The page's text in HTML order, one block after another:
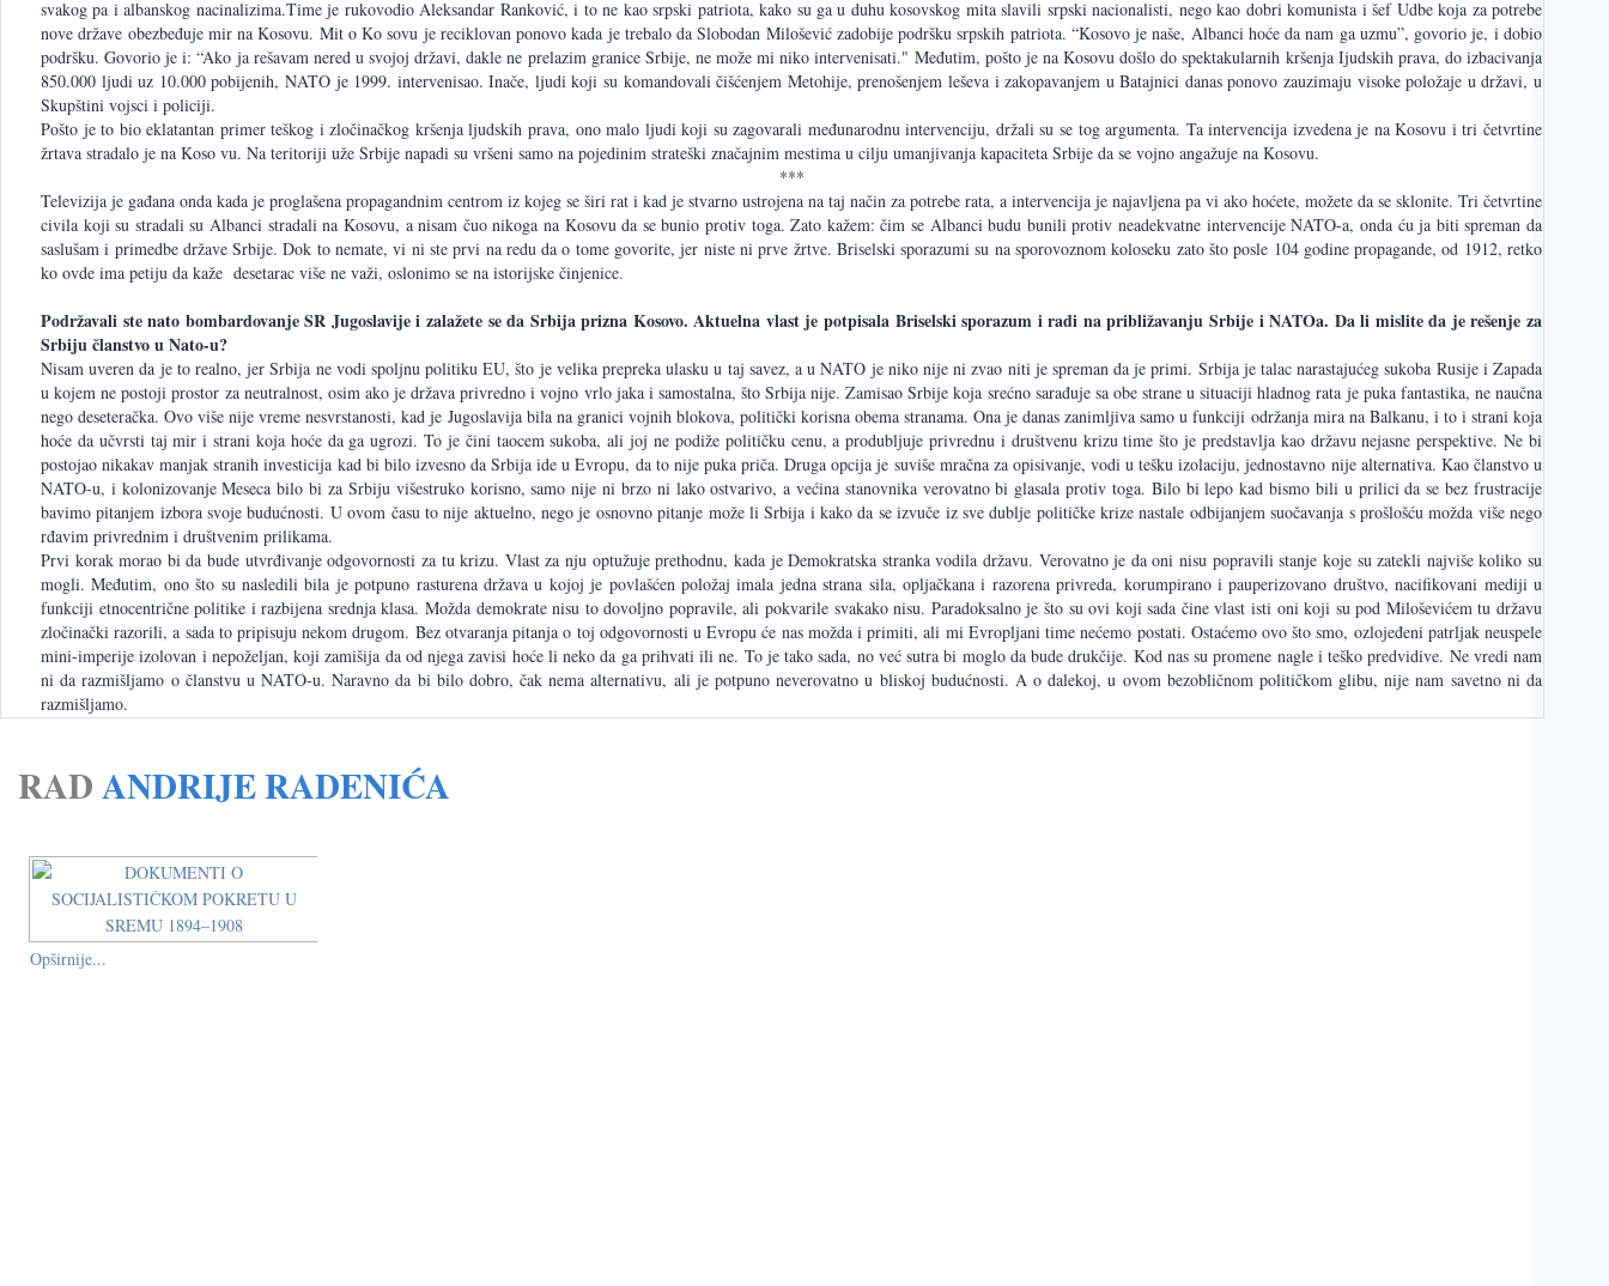
svakog pa i albanskog nacinalizima.Time je rukovodio Aleksandar Ranković, i to ne kao srpski patriota, kako su ga u duhu kosovskog mita slavili srpski nacionalisti, nego kao dobri komunista i šef Udbe koja za potrebe
nove države obezbeđuje mir na Kosovu. Mit o Ko sovu je reciklovan ponovo kada je trebalo da Slobodan Milošević zadobije podršku srpskih patriota. “Kosovo je naše, Albanci hoće da nam ga uzmu”, govorio je, i dobio
podršku. Govorio je i: “Ako ja rešavam nered u svojoj državi, dakle ne prelazim granice Srbije, ne može mi niko intervenisati." Međutim, pošto je na Kosovu došlo do spektakularnih kršenja Ijudskih prava, do izbacivanja
850.000 ljudi uz 10.000 pobijenih, NATO je 1999. intervenisao. Inače, ljudi koji su komandovali čišćenjem Metohije, prenošenjem leševa i zakopavanjem u Batajnici danas ponovo zauzimaju visoke položaje u državi, u
Skupštini vojsci i policiji.
Pošto je to bio eklatantan primer teškog i zločinačkog kršenja ljudskih prava, ono malo ljudi koji su zagovarali međunarodnu intervenciju, držali su se tog argumenta. Ta intervencija izvedena je na Kosovu i tri četvrtine
žrtava stradalo je na Koso vu. Na teritoriji uže Srbije napadi su vršeni samo na pojedinim strateški značajnim mestima u cilju umanjivanja kapaciteta Srbije da se vojno angažuje na Kosovu.
***
Televizija je gađana onda kada je proglašena propagandnim centrom iz kojeg se širi rat i kad je stvarno ustrojena na taj način za potrebe rata, a intervencija je najavljena pa vi ako hoćete, možete da se sklonite. Tri četvrtine
civila koji su stradali su Albanci stradali na Kosovu, a nisam čuo nikoga na Kosovu da se bunio protiv toga. Zato kažem: čim se Albanci budu bunili protiv neadekvatne intervencije NATO-a, onda ću ja biti spreman da
saslušam i primedbe države Srbije. Dok to nemate, vi ni ste prvi na redu da o tome govorite, jer niste ni prve žrtve. Briselski sporazumi su na sporovoznom koloseku zato što posle 104 godine propagande, od 1912, retko
ko ovde ima petiju da kaže desetarac više ne važi, oslonimo se na istorijske činjenice.
Podržavali ste nato bombardovanje SR Jugoslavije i zalažete se da Srbija prizna Kosovo. Aktuelna vlast je potpisala Briselski sporazum i radi na približavanju Srbije i NATOa. Da li mislite da je rešenje za
Srbiju članstvo u Nato-u?
Nisam uveren da je to realno, jer Srbija ne vodi spoljnu politiku EU, što je velika prepreka ulasku u taj savez, a u NATO je niko nije ni zvao niti je spreman da je primi. Srbija je talac narastajućeg sukoba Rusije i Zapada
u kojem ne postoji prostor za neutralnost, osim ako je država privredno i vojno vrlo jaka i samostalna, što Srbija nije. Zamisao Srbije koja srećno sarađuje sa obe strane u situaciji hladnog rata je puka fantastika, ne naučna
nego deseteračka. Ovo više nije vreme nesvrstanosti, kad je Jugoslavija bila na granici vojnih blokova, politički korisna obema stranama. Ona je danas zanimljiva samo u funkciji održanja mira na Balkanu, i to i strani koja
hoće da učvrsti taj mir i strani koja hoće da ga ugrozi. To je čini taocem sukoba, ali joj ne podiže političku cenu, a produbljuje privrednu i društvenu krizu time što je predstavlja kao državu nejasne perspektive. Ne bi
postojao nikakav manjak stranih investicija kad bi bilo izvesno da Srbija ide u Evropu, da to nije puka priča. Druga opcija je suviše mračna za opisivanje, vodi u tešku izolaciju, jednostavno nije alternativa. Kao članstvo u
NATO-u, i kolonizovanje Meseca bilo bi za Srbiju višestruko korisno, samo nije ni brzo ni lako ostvarivo, a većina stanovnika verovatno bi glasala protiv toga. Bilo bi lepo kad bismo bili u prilici da se bez frustracije
bavimo pitanjem izbora svoje budućnosti. U ovom času to nije aktuelno, nego je osnovno pitanje može li Srbija i kako da se izvuče iz sve dublje političke krize nastale odbijanjem suočavanja s prošlošću možda više nego
rđavim privrednim i društvenim prilikama.
Prvi korak morao bi da bude utvrđivanje odgovornosti za tu krizu. Vlast za nju optužuje prethodnu, kada je Demokratska stranka vodila državu. Verovatno je da oni nisu popravili stanje koje su zatekli najviše koliko su
mogli. Međutim, ono što su nasledili bila je potpuno rasturena država u kojoj je povlašćen položaj imala jedna strana sila, opljačkana i razorena privreda, korumpirano i pauperizovano društvo, nacifikovani mediji u
funkciji etnocentrične politike i razbijena srednja klasa. Možda demokrate nisu to dovoljno popravile, ali pokvarile svakako nisu. Paradoksalno je što su ovi koji sada čine vlast isti oni koji su pod Miloševićem tu državu
zločinački razorili, a sada to pripisuju nekom drugom. Bez otvaranja pitanja o toj odgovornosti u Evropu će nas možda i primiti, ali mi Evropljani time nećemo postati. Ostaćemo ovo što smo, ozlojeđeni patrljak neuspele
mini-imperije izolovan i nepoželjan, koji zamišija da od njega zavisi hoće li neko da ga prihvati ili ne. To je tako sada, no već sutra bi moglo da bude drukčije. Kod nas su promene nagle i teško predvidive. Ne vredi nam
ni da razmišljamo o članstvu u NATO-u. Naravno da bi bilo dobro, čak nema alternativu, ali je potpuno neverovatno u bliskoj budućnosti. A o dalekoj, u ovom bezobličnom političkom glibu, nije nam savetno ni da
razmišljamo.
RADANDRIJE RADENIĆA
Opširnije...